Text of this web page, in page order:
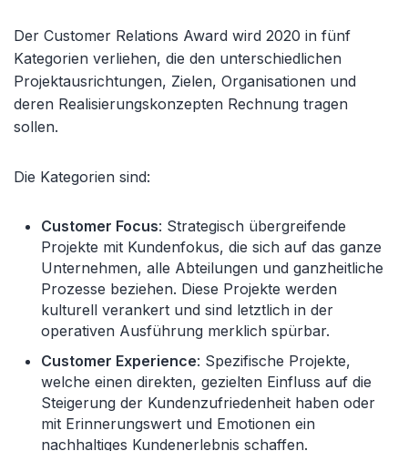
Der Customer Relations Award wird 2020 in fünf
Kategorien verliehen, die den unterschiedlichen
Projektausrichtungen, Zielen, Organisationen und
deren Realisierungskonzepten Rechnung tragen
sollen.
Die Kategorien sind:
Customer Focus: Strategisch übergreifende
Projekte mit Kundenfokus, die sich auf das ganze
Unternehmen, alle Abteilungen und ganzheitliche
Prozesse beziehen. Diese Projekte werden
kulturell verankert und sind letztlich in der
operativen Ausführung merklich spürbar.
Customer Experience: Spezifische Projekte,
welche einen direkten, gezielten Einfluss auf die
Steigerung der Kundenzufriedenheit haben oder
mit Erinnerungswert und Emotionen ein
nachhaltiges Kundenerlebnis schaffen.